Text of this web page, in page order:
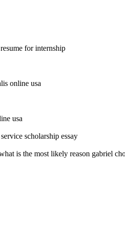
for internship
online usa
usa
scholarship essay
is the most likely reason gabriel